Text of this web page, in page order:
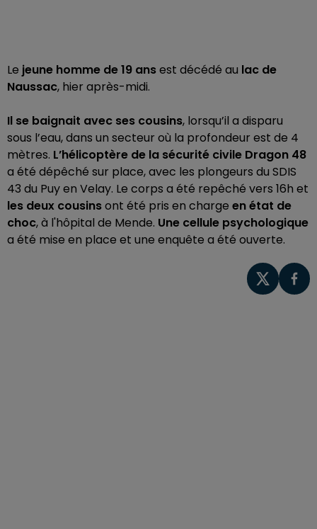
Le jeune homme de 19 ansest décédé au lac de
Naussac, hier après-midi.
Il se baignait avec ses cousins, lorsqu’il a disparu
sous l’eau, dans un secteur où la profondeur est de 4
mètres. L’hélicoptère de la sécurité civile Dragon 48
a été dépêché sur place, avec les plongeurs du SDIS
43 du Puy en Velay. Le corps a été repêché vers 16h et
les deux cousinsont été pris en charge en état de
choc, à l'hôpital de Mende. Une cellule psychologique
a été mise en place et une enquête a été ouverte.